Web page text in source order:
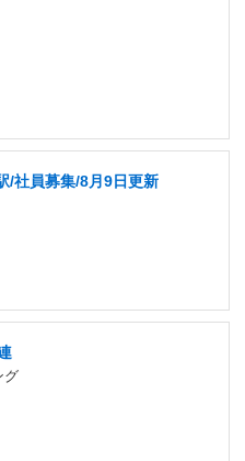
/社員募集/8月9日更新
グ